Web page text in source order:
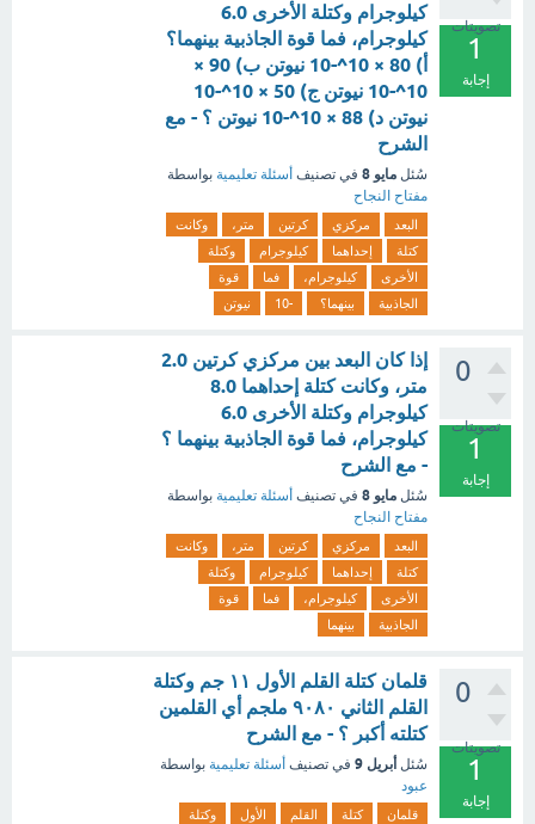
تصويتات
1
إجابة
كيلوجرام وكتلة الأخرى 6.0
كيلوجرام، فما قوة الجاذبية بينهما؟
أ) 80 × 10^-10 نيوتن ب) 90 ×
10^-10 نيوتن ج) 50 × 10^-10
نيوتن د) 88 × 10^-10 نيوتن ؟ - مع
الشرح
سُئل مايو 8 في تصنيف أسئلة تعليمية بواسطة
مفتاح النجاح
البعد مركزي كرتين متر،
وكانت
كتلة
إحداهما كيلوجرام
وكتلة
الأخرى
كيلوجرام، فما
قوة
الجاذبية
بينهما؟ -10 نيوتن
0
تصويتات
1
إجابة
إذا كان البعد بين مركزي كرتين 2.0
متر، وكانت كتلة إحداهما 8.0
كيلوجرام وكتلة الأخرى 6.0
كيلوجرام، فما قوة الجاذبية بينهما ؟
- مع الشرح
سُئل مايو 8 في تصنيف أسئلة تعليمية بواسطة
مفتاح النجاح
البعد مركزي كرتين متر،
وكانت
كتلة
إحداهما كيلوجرام
وكتلة
الأخرى
كيلوجرام، فما
قوة
الجاذبية
بينهما
0
تصويتات
1
إجابة
قلمان كتلة القلم الأول ١١ جم وكتلة
القلم الثاني ٩٠٨٠ ملجم أي القلمين
كتلته أكبر ؟ - مع الشرح
سُئل أبريل 9 في تصنيف أسئلة تعليمية بواسطة
عبود
قلمان كتلة القلم الأول
وكتلة